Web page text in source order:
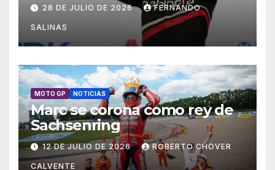
28 DE JULIO DE 2026 FERNANDO
SALINAS
MOTO GP NOTICIAS
Marc se corona como rey de
Sachsenring
12 DE JULIO DE 2026 ROBERTO CHOVER
CALVENTE